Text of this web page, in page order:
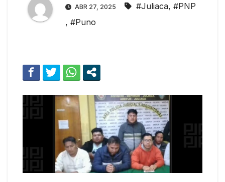
ABR 27, 2025 #Juliaca, #PNP
, #Puno